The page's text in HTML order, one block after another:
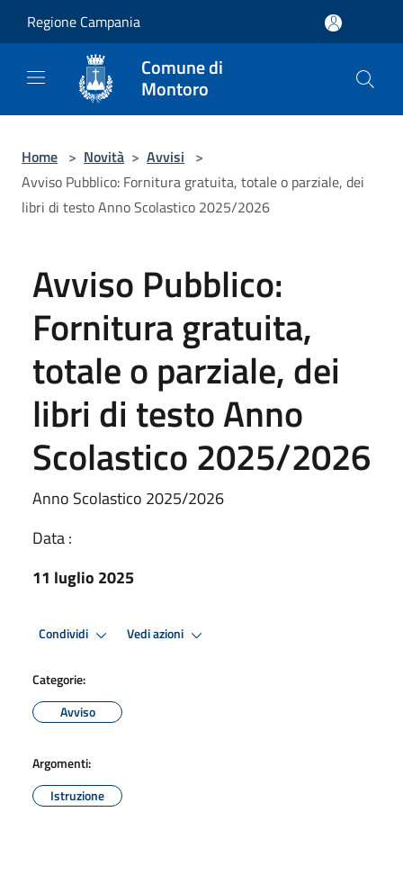
Regione Campania
Comune di
Montoro
Home > Novità > Avvisi >
Avviso Pubblico: Fornitura gratuita, totale o parziale, dei
libri di testo Anno Scolastico 2025/2026
Avviso Pubblico:
Fornitura gratuita,
totale o parziale, dei
libri di testo Anno
Scolastico 2025/2026
Anno Scolastico 2025/2026
Data :
11 luglio 2025
Condividi Vedi azioni
Categorie:
Avviso
Argomenti:
Istruzione